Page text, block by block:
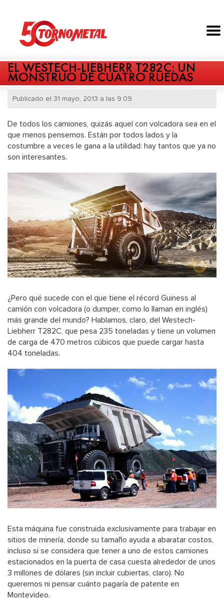
EL WESTECH-LIEBHERR T282C: UN
MONSTRUO DE CUATRO RUEDAS
Publicado el 31 mayo, 2013 a las 9:09.
De todos los camiones, quizás aquel con volcadora sea en el
que menos pensemos. Están por todos lados y la
costumbre a veces le gana a la utilidad: hay tantos que ya no
son interesantes.
¿Pero qué sucede con el que tiene el récord Guiness al
camión con volcadora (o dumper, como lo llaman en inglés)
más grande del mundo? Hablamos, claro, del Westech-
Liebherr T282C, que pesa 235 toneladas y tiene un volumen
de carga de 470 metros cúbicos que puede cargar hasta
404 toneladas.
Esta máquina fue construida exclusivamente para trabajar en
sitios de minería, donde su tamaño ayuda a abaratar costos,
incluso si se considera que tener a uno de estos camiones
estacionados en la puerta de casa cuesta alrededor de unos
3 millones de dólares (sin incluir cubiertas, claro). No
queremos ni pensar cuánto pagaría de patente en
Montevideo.